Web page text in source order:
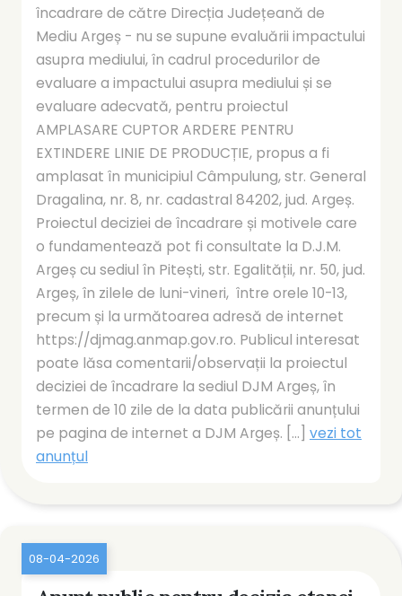
încadrare de către Direcția Județeană de
Mediu Argeș - nu se supune evaluării impactului
asupra mediului, în cadrul procedurilor de
evaluare a impactului asupra mediului și se
evaluare adecvată, pentru proiectul
AMPLASARE CUPTOR ARDERE PENTRU
EXTINDERE LINIE DE PRODUCȚIE, propus a fi
amplasat în municipiul Câmpulung, str. General
Dragalina, nr. 8, nr. cadastral 84202, jud. Argeș.
Proiectul deciziei de încadrare și motivele care
o fundamentează pot fi consultate la D.J.M.
Argeș cu sediul în Pitești, str. Egalității, nr. 50, jud.
Argeș, în zilele de luni-vineri, între orele 10-13,
precum și la următoarea adresă de internet
https://djmag.anmap.gov.ro. Publicul interesat
poate lăsa comentarii/observații la proiectul
deciziei de încadrare la sediul DJM Argeș, în
termen de 10 zile de la data publicării anunțului
pe pagina de internet a DJM Argeș. [...] vezi tot
anunțul
08-04-2026